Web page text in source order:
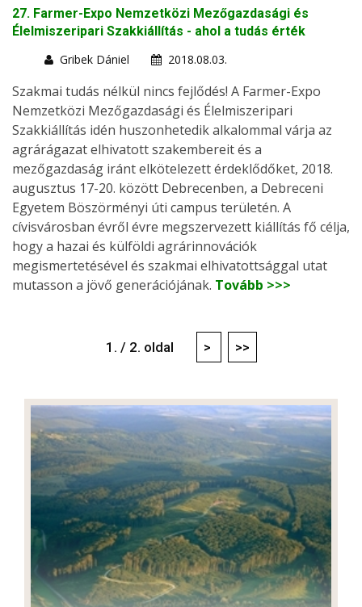
27. Farmer-Expo Nemzetközi Mezőgazdasági és
Élelmiszeripari Szakkiállítás - ahol a tudás érték
Gribek Dániel
2018.08.03.
Szakmai tudás nélkül nincs fejlődés! A Farmer-Expo
Nemzetközi Mezőgazdasági és Élelmiszeripari
Szakkiállítás idén huszonhetedik alkalommal várja az
agrárágazat elhivatott szakembereit és a
mezőgazdaság iránt elkötelezett érdeklődőket, 2018.
augusztus 17-20. között Debrecenben, a Debreceni
Egyetem Böszörményi úti campus területén. A
cívisvárosban évről évre megszervezett kiállítás fő célja,
hogy a hazai és külföldi agrárinnovációk
megismertetésével és szakmai elhivatottsággal utat
mutasson a jövő generációjának. Tovább >>>
1. / 2. oldal > >>